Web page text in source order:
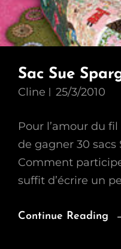
Sac Sue
Cline 25/3/2010
Pour l’amour du
de gagner 30 sacs
Comment
suffit d’écrire un
Continue Reading